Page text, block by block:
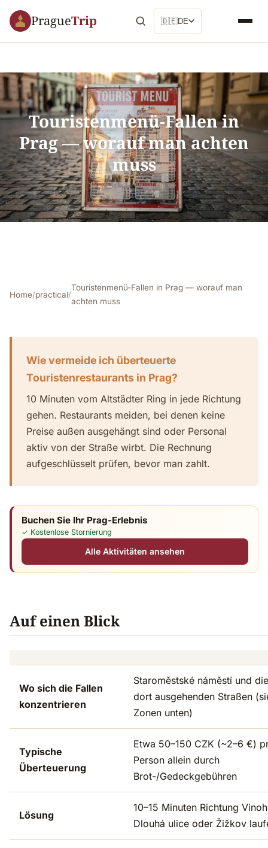
PragueTrip 🇩🇪DE
Touristenmenü-Fallen in
Prag — worauf man achten
muss
Home/practical/
Touristenmenü-Fallen in Prag — worauf man
achten muss
Wie vermeide ich überteuerte
Touristenrestaurants in Prag?
10 Minuten vom Altstädter Ring in jede Richtung
gehen. Restaurants meiden, bei denen keine
Preise außen ausgehängt sind oder Personal
aktiv von der Straße wirbt. Die Rechnung
aufgeschlüsselt prüfen, bevor man zahlt.
Buchen Sie Ihr Prag-Erlebnis
✓ Kostenlose Stornierung
Alle Aktivitäten ansehen
Auf einen Blick
Wo sich die Fallen
konzentrieren
Staroměstské náměstí und
dort ausgehenden Straßen
Zonen unten)
Typische
Überteuerung
Etwa 50–150 CZK (~2–6 €)
Person allein durch
Brot-/Gedeckgebühren
Lösung
10–15 Minuten Richtung
Dlouhá ulice oder Žižkov